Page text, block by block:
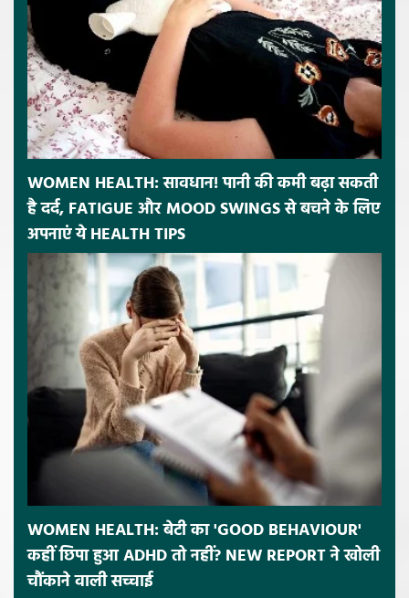
WOMEN HEALTH: सावधान! पानी की कमी बढ़ा सकती
है दर्द, FATIGUE और MOOD SWINGS से बचने के लिए
अपनाएं ये HEALTH TIPS
WOMEN HEALTH: बेटी का 'GOOD BEHAVIOUR'
कहीं छिपा हुआ ADHD तो नहीं? NEW REPORT ने खोली
चौंकाने वाली सच्चाई